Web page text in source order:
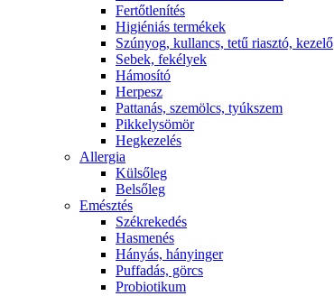
Fertőtlenítés
Higiéniás termékek
Szúnyog, kullancs, tetű riasztó, kezelő
Sebek, fekélyek
Hámosító
Herpesz
Pattanás, szemölcs, tyúkszem
Pikkelysömör
Hegkezelés
Allergia
Külsőleg
Belsőleg
Emésztés
Székrekedés
Hasmenés
Hányás, hányinger
Puffadás, görcs
Probiotikum